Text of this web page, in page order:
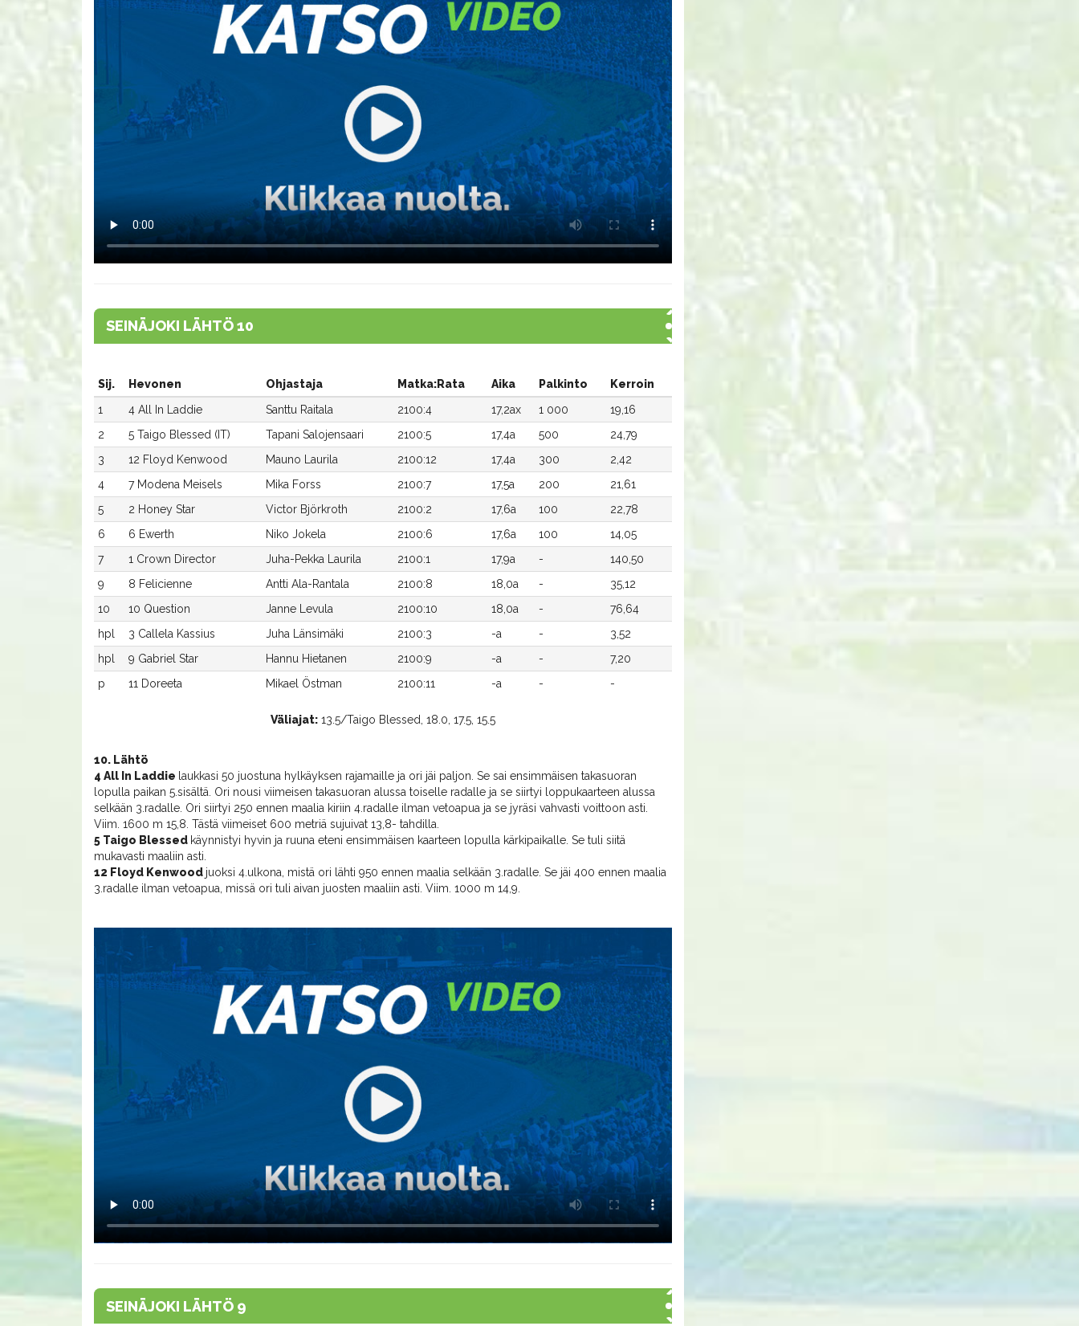
SEINÄJOKI LÄHTÖ 10
Sij. Hevonen Ohjastaja Matka:Rata Aika Palkinto
Kerroin
1
4 All In Laddie Santtu Raitala 2100:4 17,2ax 1 000
19,16
2
5 Taigo Blessed (IT) Tapani Salojensaari 2100:5 17,4a 500
24,79
3
12 Floyd Kenwood Mauno Laurila 2100:12 17,4a 300
2,42
4
7 Modena Meisels Mika Forss 2100:7 17,5a 200
21,61
5
2 Honey Star Victor Björkroth 2100:2 17,6a 100
22,78
6
6 Ewerth Niko Jokela 2100:6 17,6a 100
14,05
7
1 Crown Director Juha-Pekka Laurila 2100:1 17,9a -
140,50
9
8 Felicienne Antti Ala-Rantala 2100:8 18,0a -
35,12
10
10 Question Janne Levula 2100:10 18,0a -
76,64
hpl
3 Callela Kassius Juha Länsimäki 2100:3 -a -
3,52
hpl
9 Gabriel Star Hannu Hietanen 2100:9 -a -
7,20
p
11 Doreeta Mikael Östman 2100:11 -a - -
Väliajat: 13.5/Taigo Blessed, 18.0, 17.5, 15.5
10. Lähtö
4 All In Laddie laukkasi 50 juostuna hylkäyksen rajamaille ja ori jäi paljon. Se sai ensimmäisen takasuoran
lopulla paikan 5.sisältä. Ori nousi viimeisen takasuoran alussa toiselle radalle ja se siirtyi loppukaarteen alussa
selkään 3.radalle. Ori siirtyi 250 ennen maalia kiriin 4.radalle ilman vetoapua ja se jyräsi vahvasti voittoon asti.
Viim. 1600 m 15,8. Tästä viimeiset 600 metriä sujuivat 13,8- tahdilla.
5 Taigo Blessed käynnistyi hyvin ja ruuna eteni ensimmäisen kaarteen lopulla kärkipaikalle. Se tuli siitä
mukavasti maaliin asti.
12 Floyd Kenwood juoksi 4.ulkona, mistä ori lähti 950 ennen maalia selkään 3.radalle. Se jäi 400 ennen maalia
3.radalle ilman vetoapua, missä ori tuli aivan juosten maaliin asti. Viim. 1000 m 14,9.
SEINÄJOKI LÄHTÖ 9